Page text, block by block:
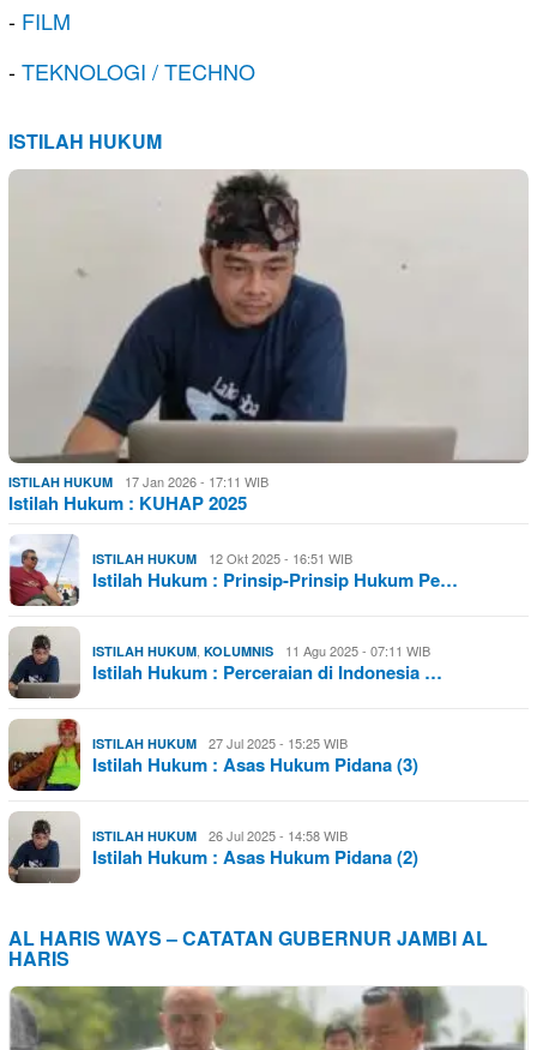
- FILM
-TEKNOLOGI / TECHNO
ISTILAH HUKUM
ISTILAH HUKUM 17 Jan 2026 - 17:11 WIB
Istilah Hukum : KUHAP 2025
ISTILAH HUKUM 12 Okt 2025 - 16:51 WIB
Istilah Hukum : Prinsip-Prinsip Hukum Pe…
ISTILAH HUKUM, KOLUMNIS 11 Agu 2025 - 07:11 WIB
Istilah Hukum : Perceraian di Indonesia …
ISTILAH HUKUM 27 Jul 2025 - 15:25 WIB
Istilah Hukum : Asas Hukum Pidana (3)
ISTILAH HUKUM 26 Jul 2025 - 14:58 WIB
Istilah Hukum : Asas Hukum Pidana (2)
AL HARIS WAYS – CATATAN GUBERNUR JAMBI AL
HARIS